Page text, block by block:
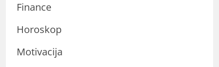
Finance
Horoskop
Motivacija